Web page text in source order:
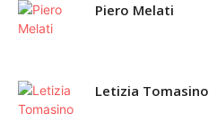
Piero Melati
Letizia Tomasino